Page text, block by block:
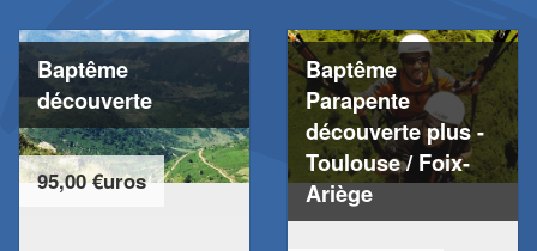
Baptême
découverte
95,00 €uros
Baptême
Parapente
découverte plus -
Toulouse / Foix-
Ariège